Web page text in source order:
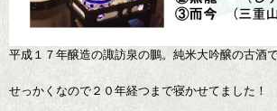
平成１７年醸造の諏訪泉の鵬。純米大吟醸の古酒で
せっかくなので２０年経つまで寝かせてました！